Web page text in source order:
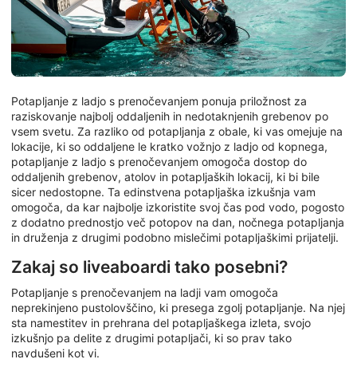
Potapljanje z ladjo s prenočevanjem ponuja priložnost za
raziskovanje najbolj oddaljenih in nedotaknjenih grebenov po
vsem svetu. Za razliko od potapljanja z obale, ki vas omejuje na
lokacije, ki so oddaljene le kratko vožnjo z ladjo od kopnega,
potapljanje z ladjo s prenočevanjem omogoča dostop do
oddaljenih grebenov, atolov in potapljaških lokacij, ki bi bile
sicer nedostopne. Ta edinstvena potapljaška izkušnja vam
omogoča, da kar najbolje izkoristite svoj čas pod vodo, pogosto
z dodatno prednostjo več potopov na dan, nočnega potapljanja
in druženja z drugimi podobno mislečimi potapljaškimi prijatelji.
Zakaj so liveaboardi tako posebni?
Potapljanje s prenočevanjem na ladji vam omogoča
neprekinjeno pustolovščino, ki presega zgolj potapljanje. Na njej
sta namestitev in prehrana del potapljaškega izleta, svojo
izkušnjo pa delite z drugimi potapljači, ki so prav tako
navdušeni kot vi.